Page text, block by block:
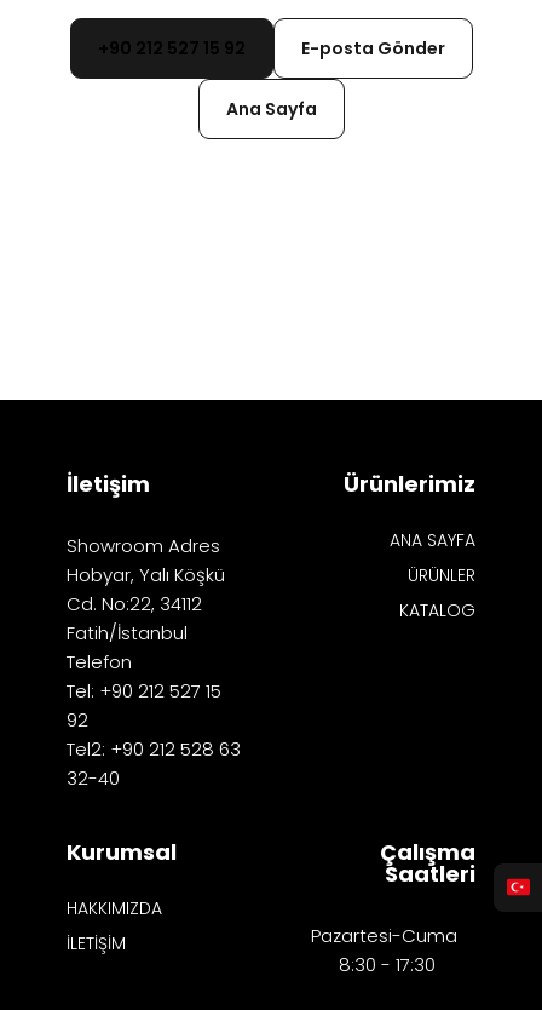
+90 212 527 15 92 E-posta Gönder
Ana Sayfa
İletişim
Showroom Adres
Hobyar, Yalı Köşkü
Cd. No:22, 34112
Fatih/İstanbul
Telefon
Tel: +90 212 527 15
92
Tel2: +90 212 528 63
32-40
Ürünlerimiz
ANA SAYFA
ÜRÜNLER
KATALOG
Kurumsal
HAKKIMIZDA
İLETİŞİM
Çalışma
Saatleri
Pazartesi-Cuma
8:30 - 17:30​​